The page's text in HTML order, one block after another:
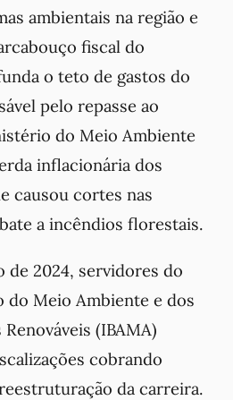
ambientais na região e
fiscal do
o teto de gastos do
pelo repasse ao
do Meio Ambiente
inflacionária dos
causou cortes nas
a incêndios florestais.
de 2024, servidores do
Meio Ambiente e dos
(IBAMA)
cobrando
da carreira.